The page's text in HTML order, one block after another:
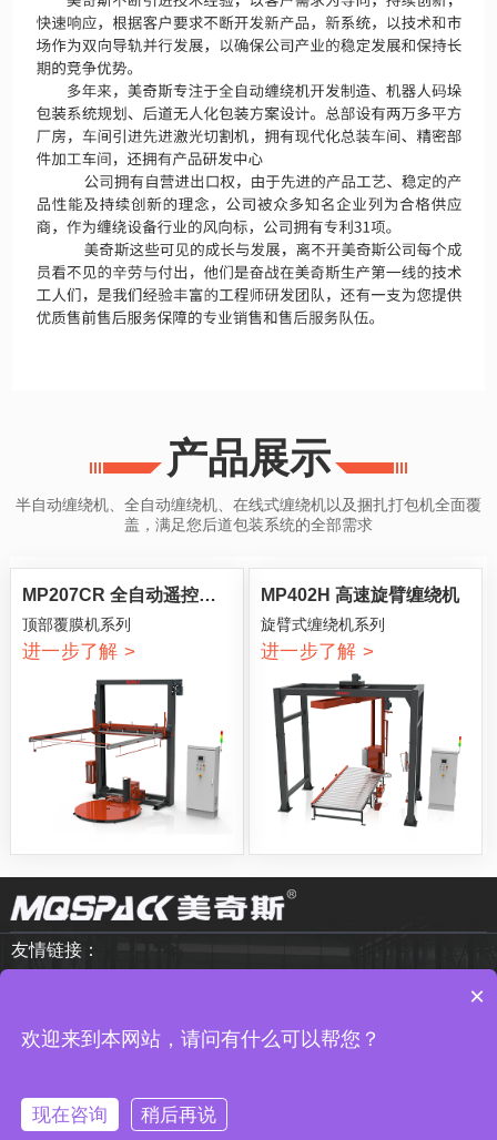
产品展示
半自动缠绕机、全自动缠绕机、在线式缠绕机以及捆扎打包机全面覆
盖，满足您后道包装系统的全部需求
MP207CR 全自动遥控缠
绕覆顶包装机
顶部覆膜机系列
进一步了解 >
MP402H 高速旋臂缠绕机
旋臂式缠绕机系列
进一步了解 >
友情链接：
鄂ICP备
15018132号-3
×
欢迎来到本网站，请问有什么可以帮您？
现在咨询 稍后再说